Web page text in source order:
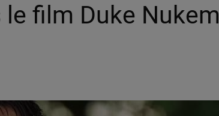
film Duke Nukem